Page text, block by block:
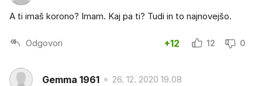
A ti imaš korono? Imam. Kaj pa ti? Tudi in to najnovejšo.
Odgovori +12 12 0
Gemma 1961 26. 12. 2020 19.08